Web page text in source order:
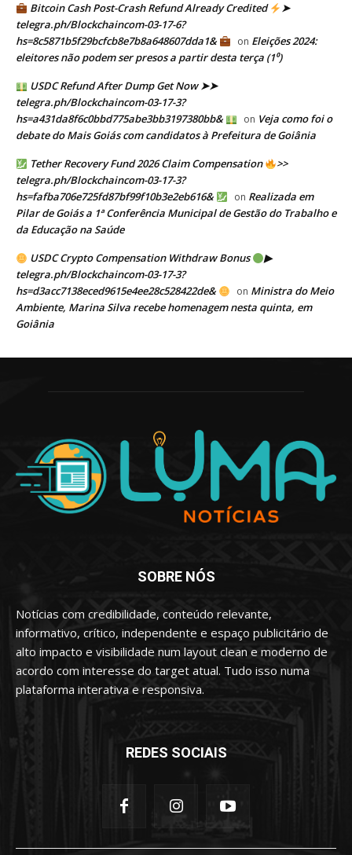
Bitcoin Cash Post-Crash Refund Already Credited
➤
telegra.ph/Blockchaincom-03-17-6?
hs=8c5871b5f29bcfcb8e7b8a648607dda1&
on Eleições 2024:
eleitores não podem ser presos a partir desta terça (1⁰)
USDC Refund After Dump Get Now ➤➤
telegra.ph/Blockchaincom-03-17-3?
hs=a431da8f6c0bbd775abe3bb3197380bb&
on Veja como foi o
debate do Mais Goiás com candidatos à Prefeitura de Goiânia
Tether Recovery Fund 2026 Claim Compensation
>>
telegra.ph/Blockchaincom-03-17-3?
hs=fafba706e725fd87bf99f10b3e2eb616&
on Realizada em
Pilar de Goiás a 1ª Conferência Municipal de Gestão do Trabalho e
da Educação na Saúde
USDC Crypto Compensation Withdraw Bonus
▶
telegra.ph/Blockchaincom-03-17-3?
hs=d3acc7138eced9615e4ee28c528422de&
on Ministra do Meio
Ambiente, Marina Silva recebe homenagem nesta quinta, em
Goiânia
SOBRE NÓS
Notícias com credibilidade, conteúdo relevante,
informativo, crítico, independente e espaço publicitário de
alto impacto e visibilidade num layout clean e moderno de
acordo com interesse do target atual. Tudo isso numa
plataforma interativa e responsiva.
REDES SOCIAIS